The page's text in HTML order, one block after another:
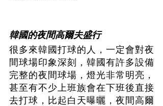
韓國的夜間高爾夫盛行
很多來韓國打球的人，一定會對夜
間球場印象深刻，韓國有許多設備
完整的夜間球場，燈光非常明亮，
甚至有不少上班族會在下班後直接
去打球，比起白天曝曬，夜間高爾